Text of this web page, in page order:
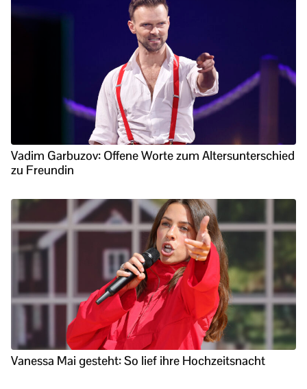
Vadim Garbuzov: Offene Worte zum Altersunterschied
zu Freundin
Vanessa Mai gesteht: So lief ihre Hochzeitsnacht